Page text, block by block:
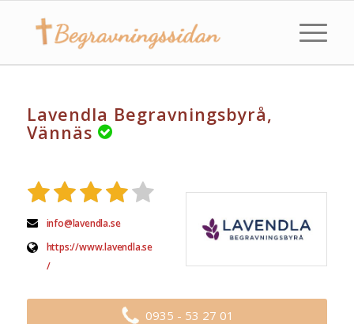
Lavendla Begravningsbyrå,
Vännäs
info@lavendla.se
https://www.lavendla.se
/
0935 - 53 27 01